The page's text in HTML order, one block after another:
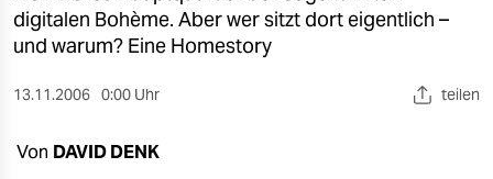
kultur
sport
berlin
nord
digitalen Bohème. Aber wer sitzt dort eigentlich –
und warum? Eine Homestory
13.11.2006 0:00 Uhr teilen
Von DAVID DENK